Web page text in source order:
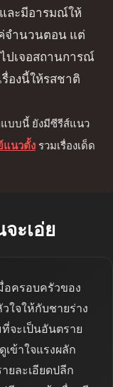
ละมีอารมณ์ให้
จำนวนตอน แต่
ปเจอสถานการณ์
องนี้ให้รสชาติ
บบนี้ ยังมีซีรีส์แนว
แนวตั้ง รวมเรื่องเด็ด
ะเอ่ย
อครอบครัวของ
ใจให้กับชายร่าง
จะเป็นอันตราย
ข้าใจแรงผลัก
ยละเอียดปลีก